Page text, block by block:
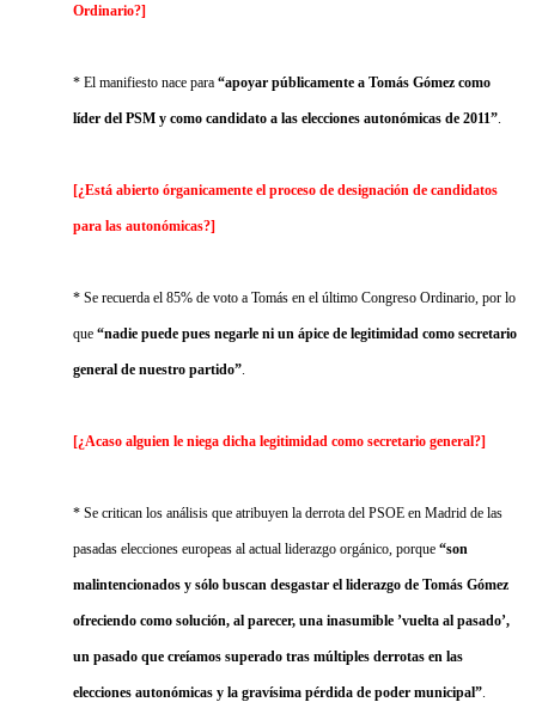
Ordinario?]
* El manifiesto nace para“apoyar públicamente a Tomás Gómez como
líder del PSM y como candidato a las elecciones autonómicas de 2011”
[¿Está abierto órganicamente el proceso de designación de candidatos
para las autonómicas?]
* Se recuerda el 85% de voto a Tomás en el último Congreso Ordinario, por lo
que“nadie puede pues negarle ni un ápice de legitimidad como secretario
general de nuestro partido”
[¿Acaso alguien le niega dicha legitimidad como secretario general?]
* Se critican los análisis que atribuyen la derrota del PSOE en Madrid de las
pasadas elecciones europeas al actual liderazgo orgánico, porque“son
malintencionados y sólo buscan desgastar el liderazgo de Tomás Gómez
ofreciendo como solución, al parecer, una inasumible ’vuelta al pasado’,
un pasado que creíamos superado tras múltiples derrotas en las
elecciones autonómicas y la gravísima pérdida de poder municipal”